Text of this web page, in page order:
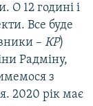
О 12 годині і
Все буде
– КР)
Радміну,
з
2020 рік має